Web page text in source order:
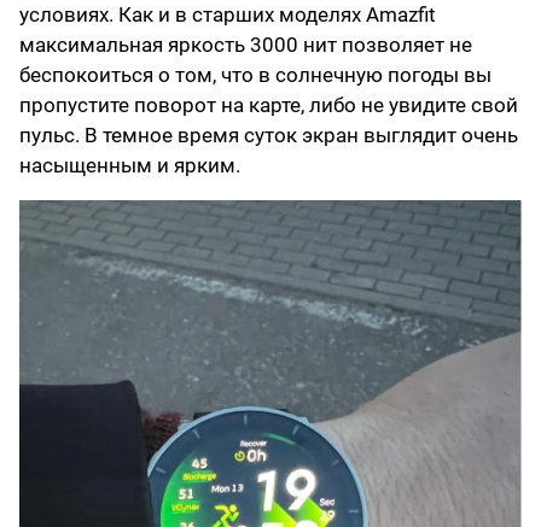
условиях. Как и в старших моделях Amazfit
максимальная яркость 3000 нит позволяет не
беспокоиться о том, что в солнечную погоды вы
пропустите поворот на карте, либо не увидите свой
пульс. В темное время суток экран выглядит очень
насыщенным и ярким.